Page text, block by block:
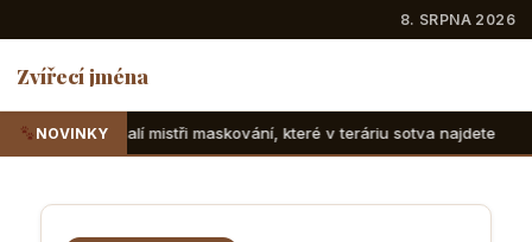
8. SRPNA 2026
Zvířecí jména
NOVINKY
maskování, které v teráriu sotva najdete